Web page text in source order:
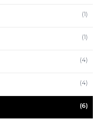
(1)
(1)
(4)
(4)
(6)